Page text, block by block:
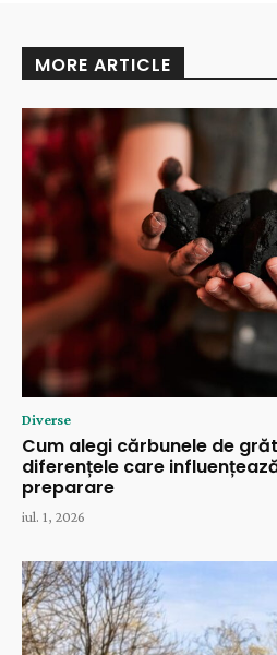
MORE ARTICLE
Diverse
Cum alegi cărbunele de
diferențele care
preparare
iul. 1, 2026